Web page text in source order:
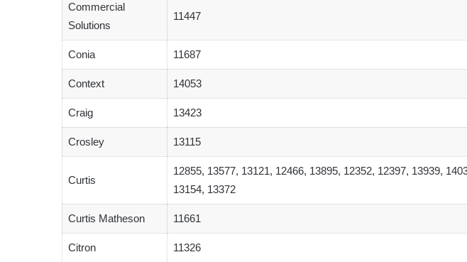
Commercial
Solutions
11447
Conia 11687
Context 14053
Craig 13423
Crosley 13115
Curtis
12855, 13577, 13121, 12466, 13895, 12352, 12397, 13939,
13154, 13372
Curtis Matheson 11661
Citron 11326